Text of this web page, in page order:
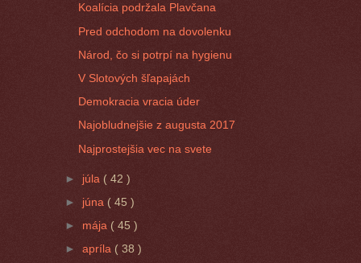
Koalícia podržala Plavčana
Pred odchodom na dovolenku
Národ, čo si potrpí na hygienu
V Slotových šľapajách
Demokracia vracia úder
Najobludnejšie z augusta 2017
Najprostejšia vec na svete
► júla( 42 )
► júna ( 45 )
► mája ( 45 )
►apríla ( 38 )